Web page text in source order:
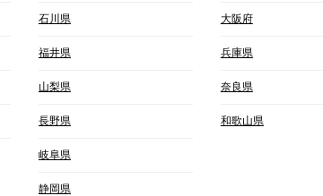
石川県
福井県
山梨県
長野県
岐阜県
静岡県
大阪府
兵庫県
奈良県
和歌山県